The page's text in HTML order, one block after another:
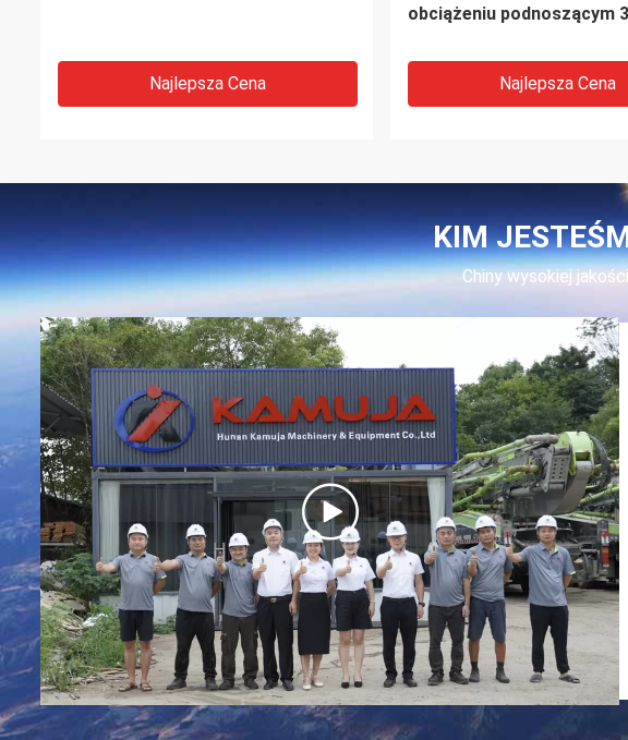
Najlepsza Cena
obciążeniu podnoszącym
Najlepsza Cena
KIM
Chiny wysokiej